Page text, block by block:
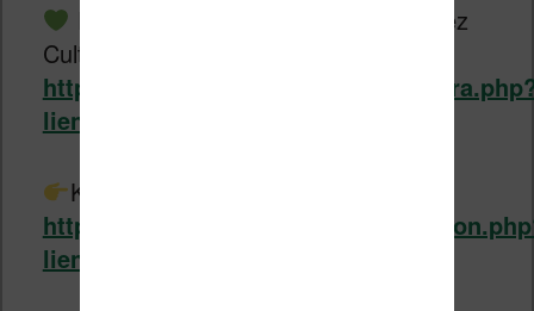
Promo sur la Vivlio Touch Lux 4 chez
Cultura :
https://www.liseuses.net/liens/
lien=lux-4
Kindle chez Amazon :
https://www.liseuses.net/liens/
lien=kindle